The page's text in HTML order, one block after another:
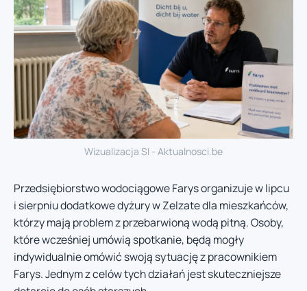
Wizualizacja SI - Aktualnosci.be
Przedsiębiorstwo wodociągowe Farys organizuje w lipcu
i sierpniu dodatkowe dyżury w Zelzate dla mieszkańców,
którzy mają problem z przebarwioną wodą pitną. Osoby,
które wcześniej umówią spotkanie, będą mogły
indywidualnie omówić swoją sytuację z pracownikiem
Farys. Jednym z celów tych działań jest skuteczniejsze